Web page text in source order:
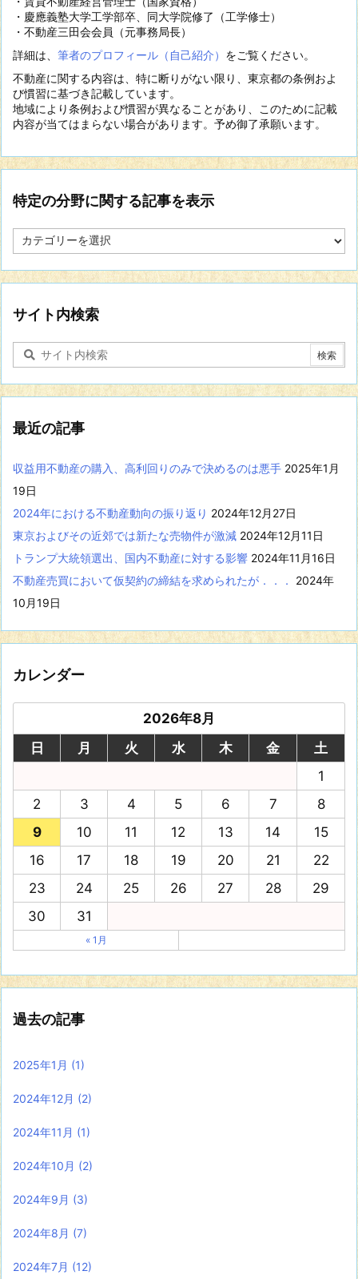
・慶應義塾大学工学部卒、同大学院修了（工学修士）
・不動産三田会会員（元事務局長）
詳細は、 筆者のプロフィール（自己紹介） をご覧ください。
不動産に関する内容は、特に断りがない限り、東京都の条例およ
び慣習に基づき記載しています。
地域により条例および慣習が異なることがあり、このために記載
内容が当てはまらない場合があります。予め御了承願います。
特定の分野に関する記事を表示
定
分
に
関
す
記
事
を
示
サイト内検索
最近の記事
収益用不動産の購入、高利回りのみで決めるのは悪手 2025年1月
19日
2024年における不動産動向の振り返り 2024年12月27日
東京およびその近郊では新たな売物件が激減 2024年12月11日
トランプ大統領選出、国内不動産に対する影響 2024年11月16日
不動産売買において仮契約の締結を求められたが．．．
2024年
10月19日
カレンダー
2026年8月
日
月 火 水 木 金
土
1
2
3 4 5 6 7
8
9
10 11 12 13 14
15
16
17 18 19 20 21
22
23
24 25 26 27 28
29
30
31
« 1月
過去の記事
2025年1月 (1)
2024年12月 (2)
2024年11月 (1)
2024年10月 (2)
2024年9月 (3)
2024年8月 (7)
2024年7月 (12)